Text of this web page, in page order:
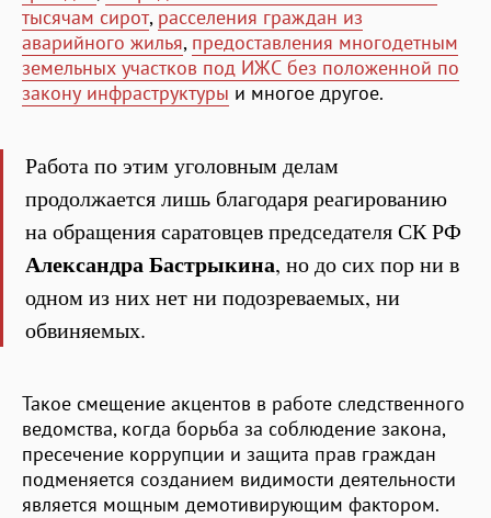
тысячам сирот, расселения граждан из
аварийного жилья, предоставления многодетным
земельных участков под ИЖС без положенной по
закону инфраструктуры и многое другое.
Работа по этим уголовным делам
продолжается лишь благодаря реагированию
на обращения саратовцев председателя СК РФ
Александра Бастрыкина, но до сих пор ни в
одном из них нет ни подозреваемых, ни
обвиняемых.
Такое смещение акцентов в работе следственного
ведомства, когда борьба за соблюдение закона,
пресечение коррупции и защита прав граждан
подменяется созданием видимости деятельности
является мощным демотивирующим фактором.